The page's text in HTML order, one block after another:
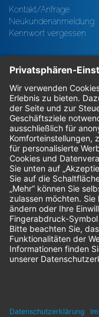
Kontakt/Anfrage
Neukundenanmeldung
Kennwort vergessen
Bestellungen
Sendung verfolgen
Geprüfter Shop